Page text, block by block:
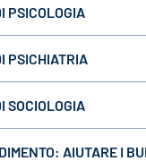
PSICOLOGIA
PSICHIATRIA
SOCIOLOGIA
AIUTARE I